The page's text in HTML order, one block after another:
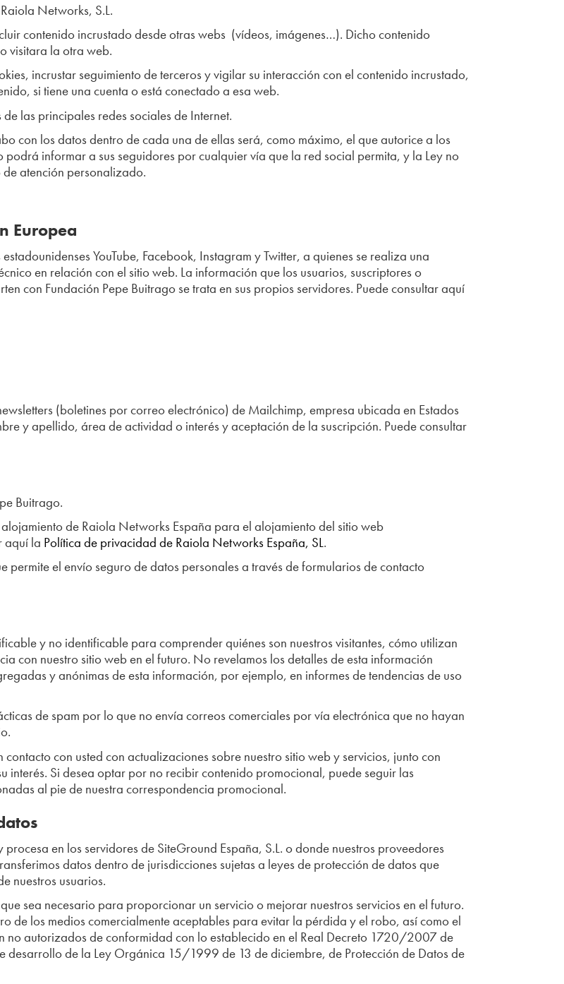
Networks, S.L.
contenido incrustado desde otras webs (vídeos, imágenes…). Dicho contenido
visitara la otra web.
incrustar seguimiento de terceros y vigilar su interacción con el contenido incrustado,
si tiene una cuenta o está conectado a esa web.
las principales redes sociales de Internet.
con los datos dentro de cada una de ellas será, como máximo, el que autorice a los
informar a sus seguidores por cualquier vía que la red social permita, y la Ley no
atención personalizado.
Europea
YouTube, Facebook, Instagram y Twitter, a quienes se realiza una
en relación con el sitio web. La información que los usuarios, suscriptores o
con Fundación Pepe Buitrago se trata en sus propios servidores. Puede consultar aquí
(boletines por correo electrónico) de Mailchimp, empresa ubicada en Estados
y apellido, área de actividad o interés y aceptación de la suscripción. Puede consultar
Buitrago.
de Raiola Networks España para el alojamiento del sitio web
aquí la Política de privacidad de Raiola Networks España, SL.
permite el envío seguro de datos personales a través de formularios de contacto
y no identificable para comprender quiénes son nuestros visitantes, cómo utilizan
con nuestro sitio web en el futuro. No revelamos los detalles de esta información
y anónimas de esta información, por ejemplo, en informes de tendencias de uso
de spam por lo que no envía correos comerciales por vía electrónica que no hayan
con usted con actualizaciones sobre nuestro sitio web y servicios, junto con
interés. Si desea optar por no recibir contenido promocional, puede seguir las
al pie de nuestra correspondencia promocional.
en los servidores de SiteGround España, S.L. o donde nuestros proveedores
datos dentro de jurisdicciones sujetas a leyes de protección de datos que
nuestros usuarios.
sea necesario para proporcionar un servicio o mejorar nuestros servicios en el futuro.
de los medios comercialmente aceptables para evitar la pérdida y el robo, así como el
no autorizados de conformidad con lo establecido en el Real Decreto 1720/2007 de
desarrollo de la Ley Orgánica 15/1999 de 13 de diciembre, de Protección de Datos de